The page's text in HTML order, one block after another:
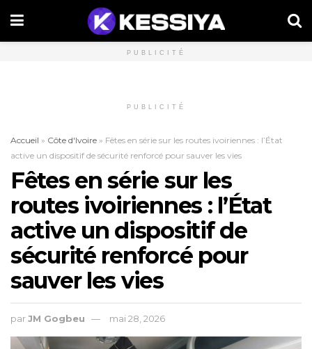
PUBLICITÉ
PUBLICITÉ
Accueil » Côte d'Ivoire » Fêtes en série sur les routes ivoiriennes : l’État
active un dispositif de sécurité renforcé pour sauver les vies
Fêtes en série sur les
routes ivoiriennes : l’État
active un dispositif de
sécurité renforcé pour
sauver les vies
parJM Gogbeu mai 28, 2026